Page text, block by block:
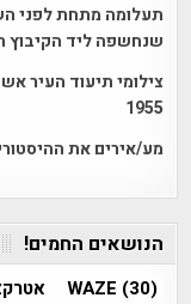
תעלומה מתחת לפני
שנחשפה ליד הקיבוץ
צילומי תיעוד העיר
1955
מע/אירים את
הנושאים החמים!
WAZE (30)